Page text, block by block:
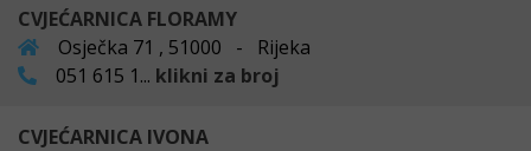
CVJEĆARNICA FLORAMY
Osječka 71 , 51000 - Rijeka
051 615 1... klikni za broj
CVJEĆARNICA IVONA